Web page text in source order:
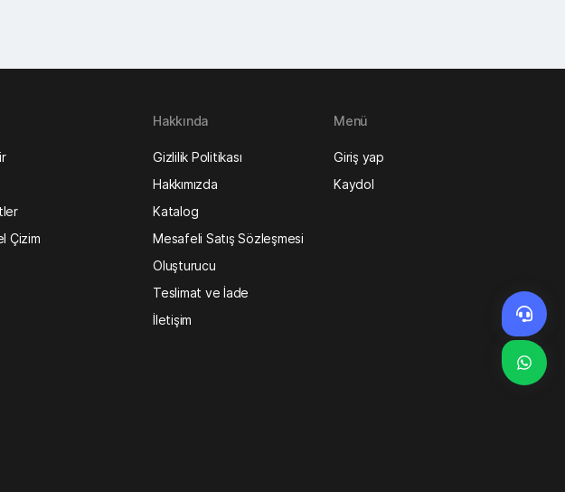
Çizim
Hakkında
Gizlilik Politikası
Hakkımızda
Katalog
Mesafeli Satış Sözleşmesi
Oluşturucu
Teslimat ve İade
İletişim
Menü
Giriş yap
Kaydol